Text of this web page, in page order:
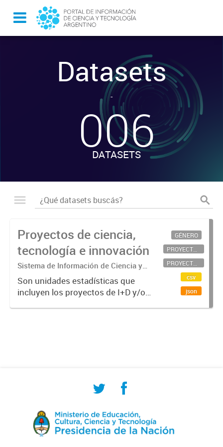
Datasets
-
006
DATASETS
Proyectos de ciencia,
tecnología e innovación
Sistema de Información de Ciencia y
Tecnología Argentino (SICYTAR)
Son unidades estadísticas que
incluyen los proyectos de I+D y/o
GÉNERO
PROYECTOS CIENTÍFICOS
PROYECTOS TECNOLÓGICOS
csv
json